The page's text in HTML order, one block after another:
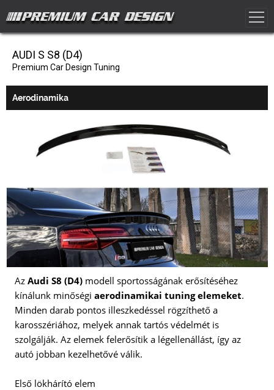
AUDI S S8 (D4)
Premium Car Design Tuning
Aerodinamika
Az Audi S8 (D4) modell sportosságának erősítéséhez
kínálunk minőségi aerodinamikai tuning elemeket.
Minden darab pontos illeszkedéssel rögzíthető a
karosszériához, melyek annak tartós védelmét is
szolgálják. Az elemek felerősítik a légellenállást, így az
autó jobban kezelhetővé válik.
Első lökhárító elem